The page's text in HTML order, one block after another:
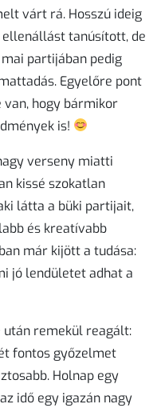
várt rá. Hosszú ideig
tanúsított, de
partijában pedig
Egyelőre pont
van, hogy bármikor
is!
verseny miatti
kissé szokatlan
látta a büki partijait,
és kreatívabb
már kijött a tudása:
jó lendületet adhat a
remekül reagált:
fontos győzelmet
Holnap egy
idő egy igazán nagy